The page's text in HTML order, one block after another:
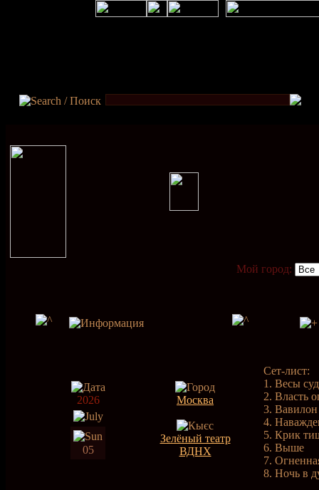
Мой город:
2026
05
Москва
Зелёный театр
ВДНХ
Сет-лист:
1. Весы
2. Власть
3. Вавилон
4.
5. Крик
6. Выше
7.
8. Ночь в